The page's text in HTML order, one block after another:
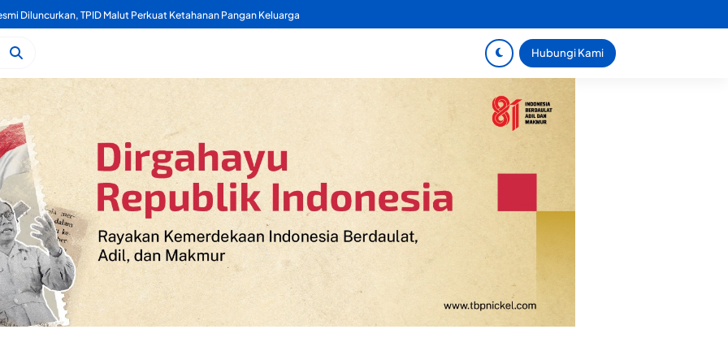
Diluncurkan, TPID Malut Perkuat Ketahanan Pangan Keluarga
Kukuran Tongole Jadi Media Belajar Etnosains
Hubungi Kami